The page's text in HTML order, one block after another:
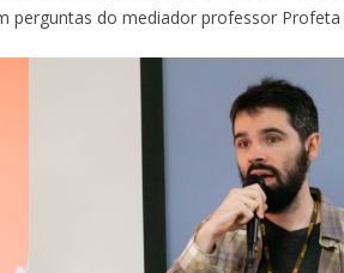
perguntas do mediador professor